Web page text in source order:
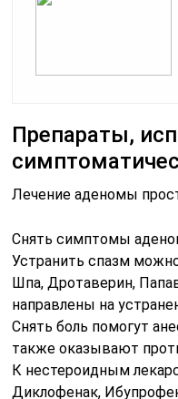
Препараты,
Лечение аденомы
Снять симптомы
Устранить спазм
Шпа, Дротаверин,
направлены на
Снять боль помогут
также оказывают
К нестероидным
Диклофенак,